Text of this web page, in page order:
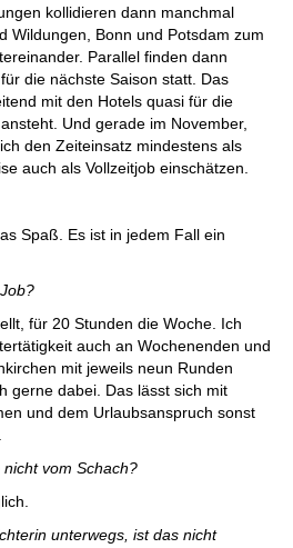
kollidieren dann manchmal
Wildungen, Bonn und Potsdam zum
Parallel finden dann
die nächste Saison statt. Das
mit den Hotels quasi für die
Und gerade im November,
den Zeiteinsatz mindestens als
auch als Vollzeitjob einschätzen.
Spaß. Es ist in jedem Fall ein
für 20 Stunden die Woche. Ich
auch an Wochenenden und
mit jeweils neun Runden
gerne dabei. Das lässt sich mit
und dem Urlaubsanspruch sonst
vom Schach?
unterwegs, ist das nicht